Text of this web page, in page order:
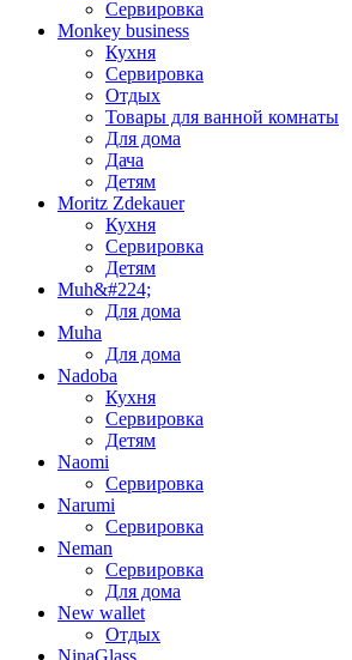
Сервировка
Monkey business
Кухня
Сервировка
Отдых
Товары для ванной комнаты
Для дома
Дача
Детям
Moritz Zdekauer
Кухня
Сервировка
Детям
Muh&#224;
Для дома
Muha
Для дома
Nadoba
Кухня
Сервировка
Детям
Naomi
Сервировка
Narumi
Сервировка
Neman
Сервировка
Для дома
New wallet
Отдых